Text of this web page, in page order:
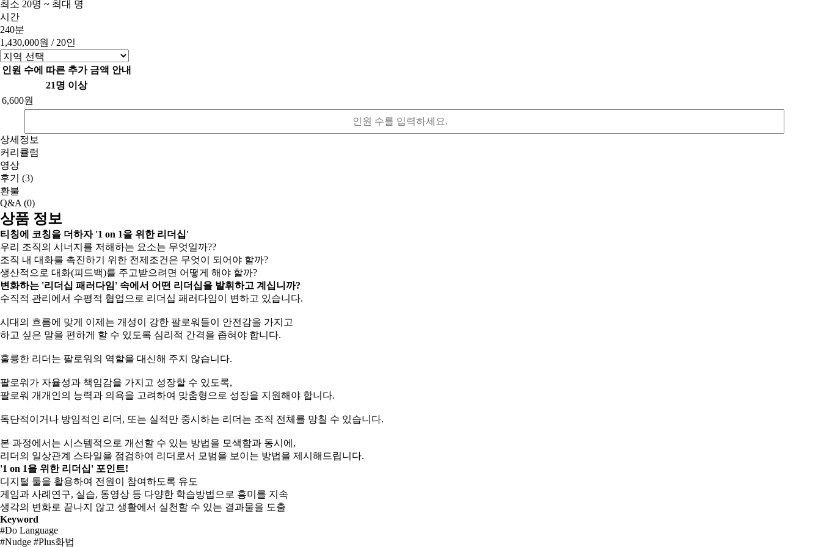
최소 20명 ~ 최대 명
시간
240분
1,430,000원 / 20인
인원 수에 따른 추가 금액 안내
21명 이상
6,600원
상세정보
커리큘럼
영상
후기 (3)
환불
Q&A (0)
상품 정보
티칭에 코칭을 더하자 '1 on 1을 위한 리더십'
우리 조직의 시너지를 저해하는 요소는 무엇일까??
조직 내 대화를 촉진하기 위한 전제조건은 무엇이 되어야 할까?
생산적으로 대화(피드백)를 주고받으려면 어떻게 해야 할까?
변화하는 '리더십 패러다임' 속에서 어떤 리더십을 발휘하고 계십니까?
수직적 관리에서 수평적 협업으로 리더십 패러다임이 변하고 있습니다.
시대의 흐름에 맞게 이제는 개성이 강한 팔로워들이 안전감을 가지고
하고 싶은 말을 편하게 할 수 있도록 심리적 간격을 좁혀야 합니다.
훌륭한 리더는 팔로워의 역할을 대신해 주지 않습니다.
팔로워가 자율성과 책임감을 가지고 성장할 수 있도록,
팔로워 개개인의 능력과 의욕을 고려하여 맞춤형으로 성장을 지원해야 합니다.
독단적이거나 방임적인 리더, 또는 실적만 중시하는 리더는 조직 전체를 망칠 수 있습니다.
본 과정에서는 시스템적으로 개선할 수 있는 방법을 모색함과 동시에,
리더의 일상관계 스타일을 점검하여 리더로서 모범을 보이는 방법을 제시해드립니다.
'1 on 1을 위한 리더십' 포인트!
디지털 툴을 활용하여 전원이 참여하도록 유도
게임과 사례연구, 실습, 동영상 등 다양한 학습방법으로 흥미를 지속
생각의 변화로 끝나지 않고 생활에서 실천할 수 있는 결과물을 도출
Keyword
#Do Language
#Nudge #Plus화법